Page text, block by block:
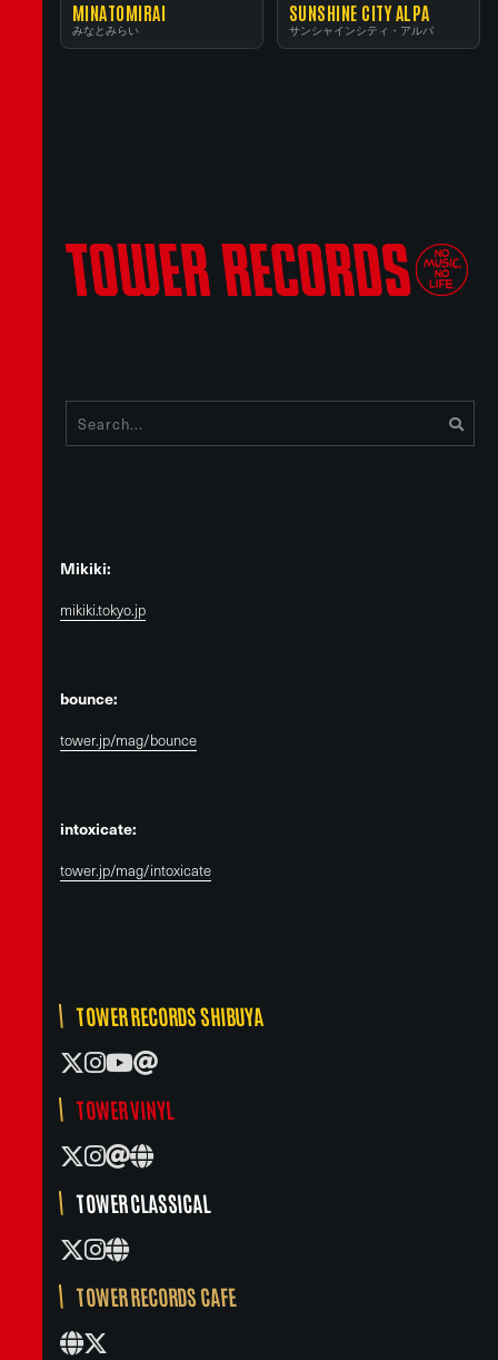
MINATOMIRAI
みなとみらい
SUNSHINE CITY ALPA
サンシャインシティ・アルパ
Mikiki:
mikiki.tokyo.jp
bounce:
tower.jp/mag/bounce
intoxicate:
tower.jp/mag/intoxicate
TOWER RECORDS SHIBUYA
TOWER VINYL
TOWER CLASSICAL
TOWER RECORDS CAFE